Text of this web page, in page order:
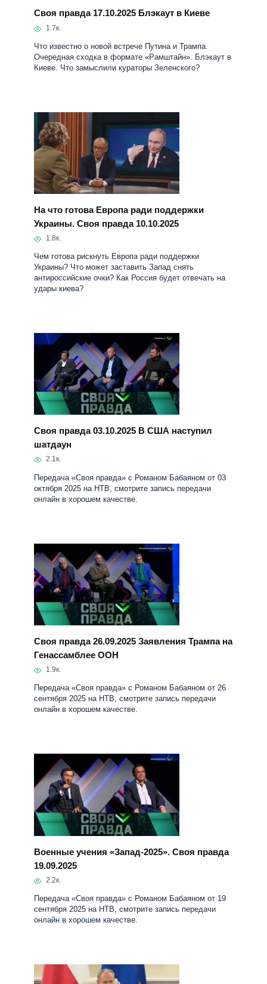
Своя правда 17.10.2025 Блэкаут в Киеве
1.7к.
Что известно о новой встрече Путина и Трампа.
Очередная сходка в формате «Рамштайн». Блэкаут в
Киеве. Что замыслили кураторы Зеленского?
На что готова Европа ради поддержки
Украины. Своя правда 10.10.2025
1.8к.
Чем готова рискнуть Европа ради поддержки
Украины? Что может заставить Запад снять
антироссийские очки? Как Россия будет отвечать на
удары киева?
Своя правда 03.10.2025 В США наступил
шатдаун
2.1к.
Передача «Своя правда» с Романом Бабаяном от 03
октября 2025 на НТВ, смотрите запись передачи
онлайн в хорошем качестве.
Своя правда 26.09.2025 Заявления Трампа на
Генассамблее ООН
1.9к.
Передача «Своя правда» с Романом Бабаяном от 26
сентября 2025 на НТВ, смотрите запись передачи
онлайн в хорошем качестве.
Военные учения «Запад-2025». Своя правда
19.09.2025
2.2к.
Передача «Своя правда» с Романом Бабаяном от 19
сентября 2025 на НТВ, смотрите запись передачи
онлайн в хорошем качестве.